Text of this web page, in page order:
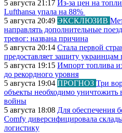
5 августа 21:17 Из-за цен на
Lufthansa упала на 88%
5 августа 20:49 ЭКСКЛЮЗИВ
направлять дополнительные
тревог: названа причина
5 августа 20:14 Стала первой
предоставляет защиту украинцам
5 августа 19:15 Импорт топлива
до рекордного уровня
5 августа 19:04 ПРОГНОЗ Три
объекты необходимо
войны
5 августа 18:08 Для обеспечения
Comfy диверсифицировала
логистику